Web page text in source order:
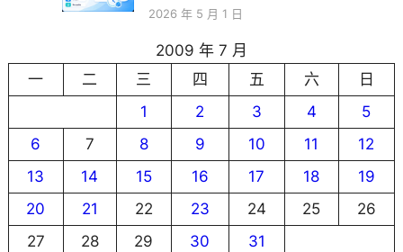
2026 年 5 月 1 日
2009 年 7 月
一
二 三 四 五 六
日
1
2 3 4
5
6
7 8 9 10 11
12
13
14 15 16 17 18
19
20
21 22 23 24 25
26
27
28 29 30
31